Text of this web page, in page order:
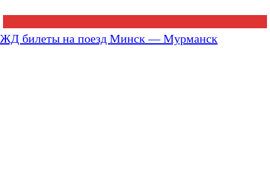
ЖД билеты на поезд Минск — Мурманск